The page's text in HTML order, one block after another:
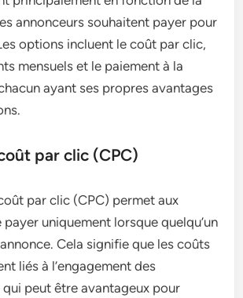
annonceurs souhaitent payer pour
options incluent le coût par clic,
mensuels et le paiement à la
ayant ses propres avantages
par clic (CPC)
par clic (CPC) permet aux
uniquement lorsque quelqu’un
Cela signifie que les coûts
liés à l’engagement des
peut être avantageux pour